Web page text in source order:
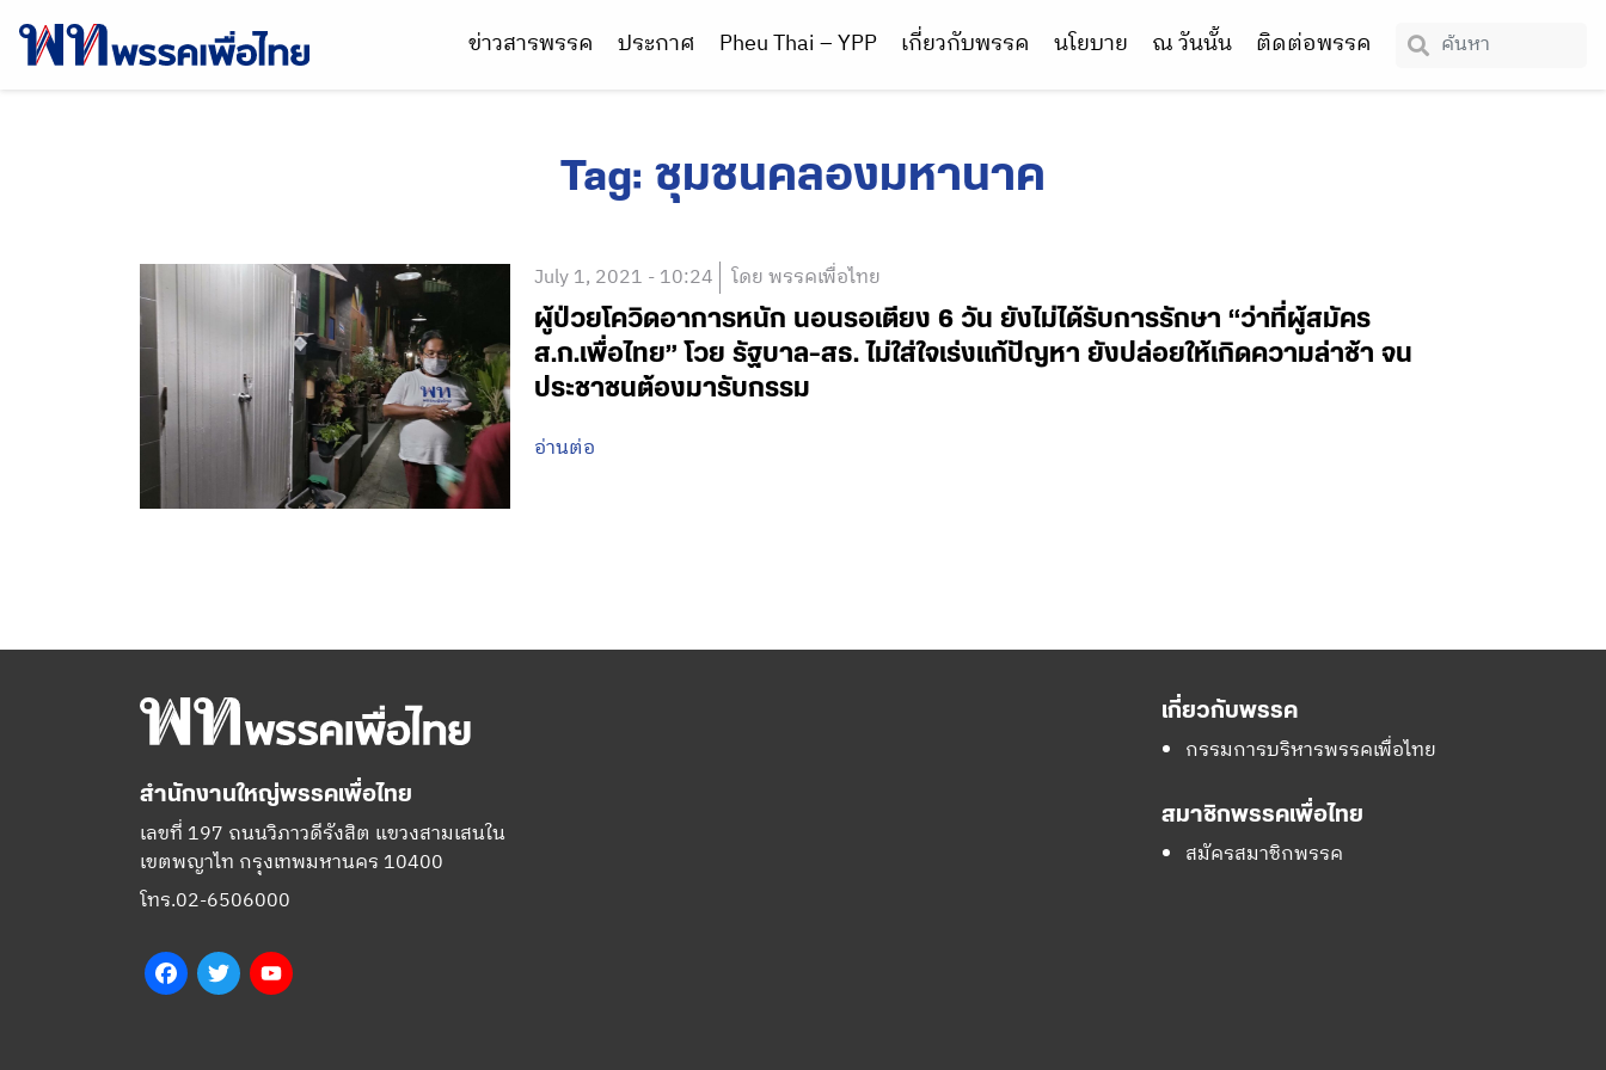
ข่าวสารพรรค ประกาศ Pheu Thai – YPP เกี่ยวกับพรรค นโยบาย ณ วันนั้น ติดต่อพรรค
Tag: ชุมชนคลองมหานาค
July 1, 2021 - 10:24 โดย พรรคเพื่อไทย
ผู้ป่วยโควิดอาการหนัก นอนรอเตียง 6 วัน ยังไม่ได้รับการรักษา “ว่าที่ผู้สมัคร
ส.ก.เพื่อไทย” โวย รัฐบาล-สธ. ไม่ใส่ใจเร่งแก้ปัญหา ยังปล่อยให้เกิดความล่าช้า จน
ประชาชนต้องมารับกรรม
อ่านต่อ
สำนักงานใหญ่พรรคเพื่อไทย
เลขที่ 197 ถนนวิภาวดีรังสิต แขวงสามเสนใน
เขตพญาไท กรุงเทพมหานคร 10400
โทร.02-6506000
FacebookTwitter
เกี่ยวกับพรรค
กรรมการบริหารพรรคเพื่อไทย
สมาชิกพรรคเพื่อไทย
สมัครสมาชิกพรรค